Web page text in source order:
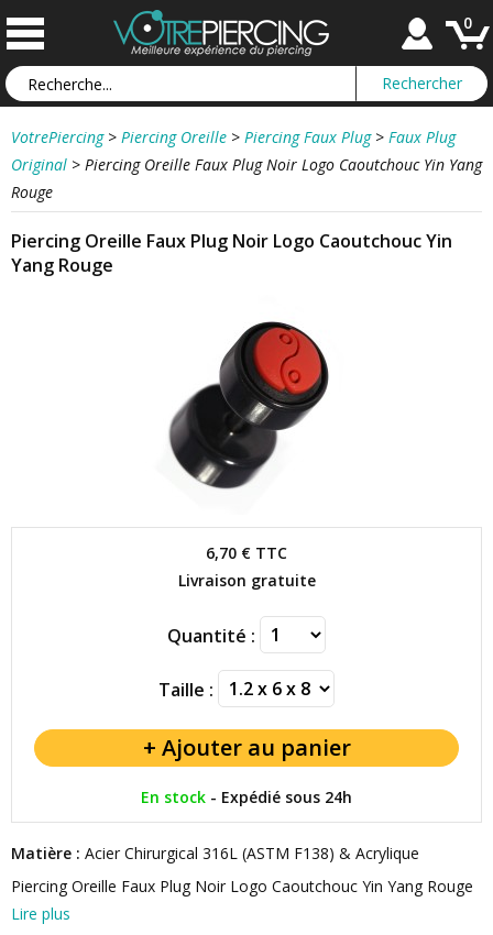
0
VotrePiercing > Piercing Oreille > Piercing Faux Plug > Faux Plug
Original > Piercing Oreille Faux Plug Noir Logo Caoutchouc Yin Yang
Rouge
Piercing Oreille Faux Plug Noir Logo Caoutchouc Yin
Yang Rouge
6,70 € TTC
Livraison gratuite
Quantité :
Taille :
En stock - Expédié sous 24h
Matière : Acier Chirurgical 316L (ASTM F138) & Acrylique
Piercing Oreille Faux Plug Noir Logo Caoutchouc Yin Yang Rouge
Lire plus